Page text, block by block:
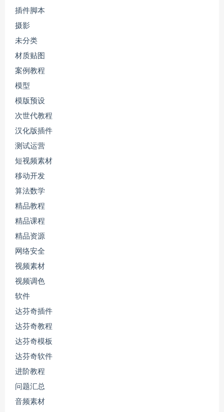
插件脚本
摄影
未分类
材质贴图
案例教程
模型
模版预设
次世代教程
汉化版插件
测试运营
短视频素材
移动开发
算法数学
精品教程
精品课程
精品资源
网络安全
视频素材
视频调色
软件
达芬奇插件
达芬奇教程
达芬奇模板
达芬奇软件
进阶教程
问题汇总
音频素材